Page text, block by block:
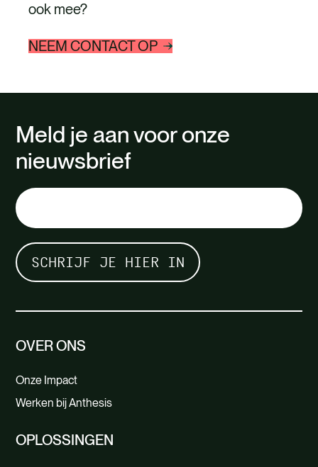
ook mee?
NEEM CONTACT OP
Meld je aan voor onze
nieuwsbrief
OVER ONS
Onze Impact
Werken bij Anthesis
OPLOSSINGEN